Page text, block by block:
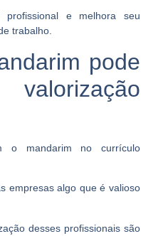
e melhora seu
trabalho.
pode
o mandarim no currículo
empresas algo que é valioso
desses profissionais são